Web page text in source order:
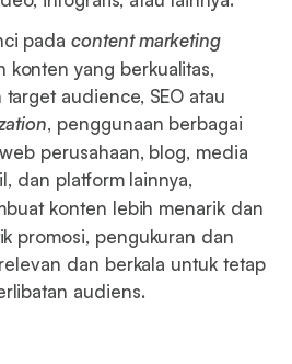
padacontent marketing
konten yang berkualitas,
audience, SEO atau
, penggunaan berbagai
perusahaan, blog, media
dan platform lainnya,
konten lebih menarik dan
promosi, pengukuran dan
dan berkala untuk tetap
audiens.